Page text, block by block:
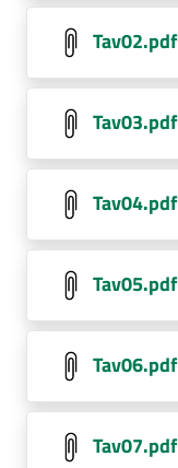
Tav02.pdf
Tav03.pdf
Tav04.pdf
Tav05.pdf
Tav06.pdf
Tav07.pdf